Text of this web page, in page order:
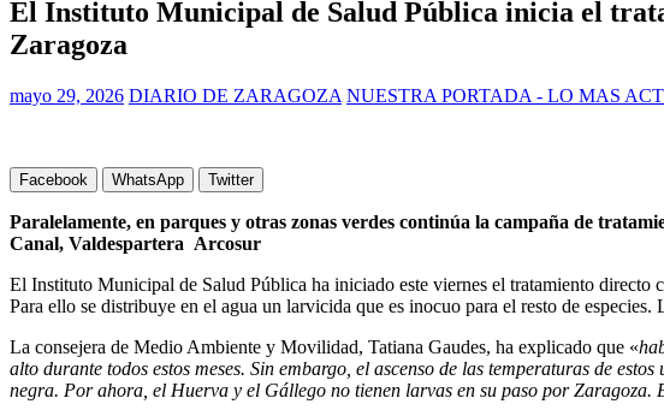
El Instituto Municipal de Salud Pública inicia el
Zaragoza
mayo 29, 2026 DIARIO DE ZARAGOZA NUESTRA PORTADA - LO MAS
Facebook WhatsApp Twitter
Paralelamente, en parques y otras zonas verdes continúa la campaña de
Canal, Valdespartera Arcosur
El Instituto Municipal de Salud Pública ha iniciado este viernes el tratamiento directo
Para ello se distribuye en el agua un larvicida que es inocuo para el resto de
La consejera de Medio Ambiente y Movilidad, Tatiana Gaudes, ha explicado que «
alto durante todos estos meses. Sin embargo, el ascenso de las temperaturas de
negra. Por ahora, el Huerva y el Gállego no tienen larvas en su paso por Zaragoza.